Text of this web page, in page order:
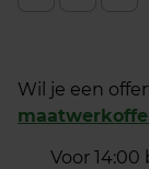
Wil je een
Voor